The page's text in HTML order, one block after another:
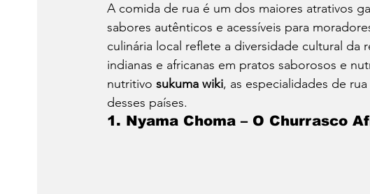
A comida de rua é um dos maiores atrativos
sabores autênticos e acessíveis para
culinária local reflete a diversidade cultural da
indianas e africanas em pratos saborosos e
nutritivo sukuma wiki, as especialidades de
desses países.
1. Nyama Choma – O Churrasco